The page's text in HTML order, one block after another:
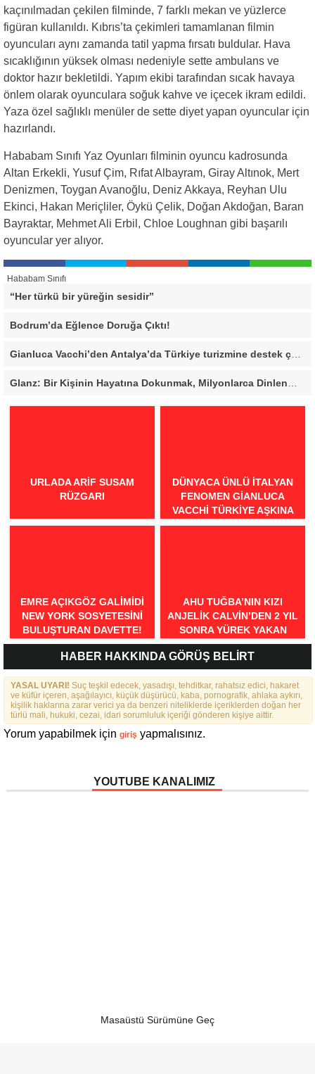
kaçınılmadan çekilen filminde, 7 farklı mekan ve yüzlerce
figüran kullanıldı. Kıbrıs’ta çekimleri tamamlanan filmin
oyuncuları aynı zamanda tatil yapma fırsatı buldular. Hava
sıcaklığının yüksek olması nedeniyle sette ambulans ve
doktor hazır bekletildi. Yapım ekibi tarafından sıcak havaya
önlem olarak oyunculara soğuk kahve ve içecek ikram edildi.
Yaza özel sağlıklı menüler de sette diyet yapan oyuncular için
hazırlandı.
Hababam Sınıfı Yaz Oyunları filminin oyuncu kadrosunda
Altan Erkekli, Yusuf Çim, Rıfat Albayram, Giray Altınok, Mert
Denizmen, Toygan Avanoğlu, Deniz Akkaya, Reyhan Ulu
Ekinci, Hakan Meriçliler, Öykü Çelik, Doğan Akdoğan, Baran
Bayraktar, Mehmet Ali Erbil, Chloe Loughnan gibi başarılı
oyuncular yer alıyor.
Hababam Sınıfı
“Her türkü bir yüreğin sesidir”
Bodrum’da Eğlence Doruğa Çıktı!
Gianluca Vacchi’den Antalya’da Türkiye turizmine destek çağrısı
URLADA ARIF SUSAM
RÜZGARI
DÜNYACA ÜNLÜ İTALYAN
FENOMEN GIANLUCA
VACCHI TÜRKIYE AŞKINA
GELIYOR!
EMRE AÇIKGÖZ GALIMIDI
NEW YORK SOSYETESINI
BULUŞTURAN DAVETTE!
AHU TUĞBA’NIN KIZI
ANJELİK CALVİN’DEN 2 YIL
SONRA YÜREK YAKAN
İTİRAFLAR
HABER HAKKINDA GÖRÜŞ BELİRT
YASAL UYARI! Suç teşkil edecek, yasadışı, tehditkar, rahatsız edici, hakaret
ve küfür içeren, aşağılayıcı, küçük düşürücü, kaba, pornografik, ahlaka aykırı,
kişilik haklarına zarar verici ya da benzeri niteliklerde içeriklerden doğan her
türlü mali, hukuki, cezai, idari sorumluluk içeriği gönderen kişiye aittir.
Yorum yapabilmek için giriş yapmalısınız.
YOUTUBE KANALIMIZ
Masaüstü Sürümüne Geç